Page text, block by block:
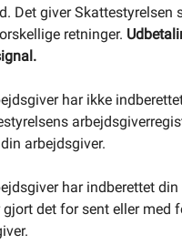
Det giver Skattestyrelsen
retninger.
har ikke
arbejdsgiver.
har indberettet
gjort det for sent eller med